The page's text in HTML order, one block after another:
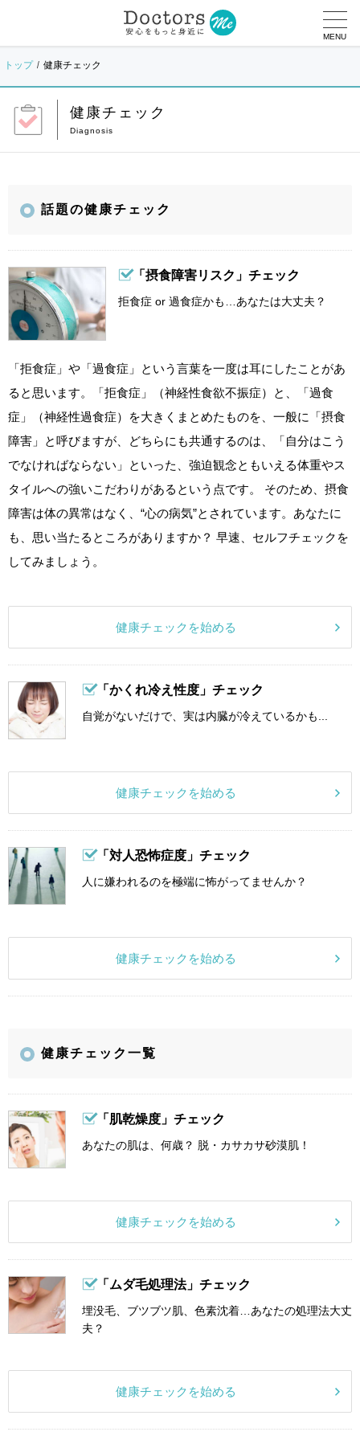
MENU
トップ 健康チェック
健康チェック
話題の健康チェック
「摂食障害リスク」チェック
拒食症 or 過食症かも…あなたは大丈夫？
「拒食症」や「過食症」という言葉を一度は耳にしたことがあ
ると思います。「拒食症」（神経性食欲不振症）と、「過食
症」（神経性過食症）を大きくまとめたものを、一般に「摂食
障害」と呼びますが、どちらにも共通するのは、「自分はこう
でなければならない」といった、強迫観念ともいえる体重やス
タイルへの強いこだわりがあるという点です。 そのため、摂食
障害は体の異常はなく、“心の病気”とされています。あなたに
も、思い当たるところがありますか？ 早速、セルフチェックを
してみましょう。
健康チェックを始める
「かくれ冷え性度」チェック
自覚がないだけで、実は内臓が冷えているかも...
健康チェックを始める
「対人恐怖症度」チェック
人に嫌われるのを極端に怖がってませんか？
健康チェックを始める
健康チェック一覧
「肌乾燥度」チェック
あなたの肌は、何歳？ 脱・カサカサ砂漠肌！
健康チェックを始める
「ムダ毛処理法」チェック
埋没毛、ブツブツ肌、色素沈着…あなたの処理法大丈
夫？
健康チェックを始める